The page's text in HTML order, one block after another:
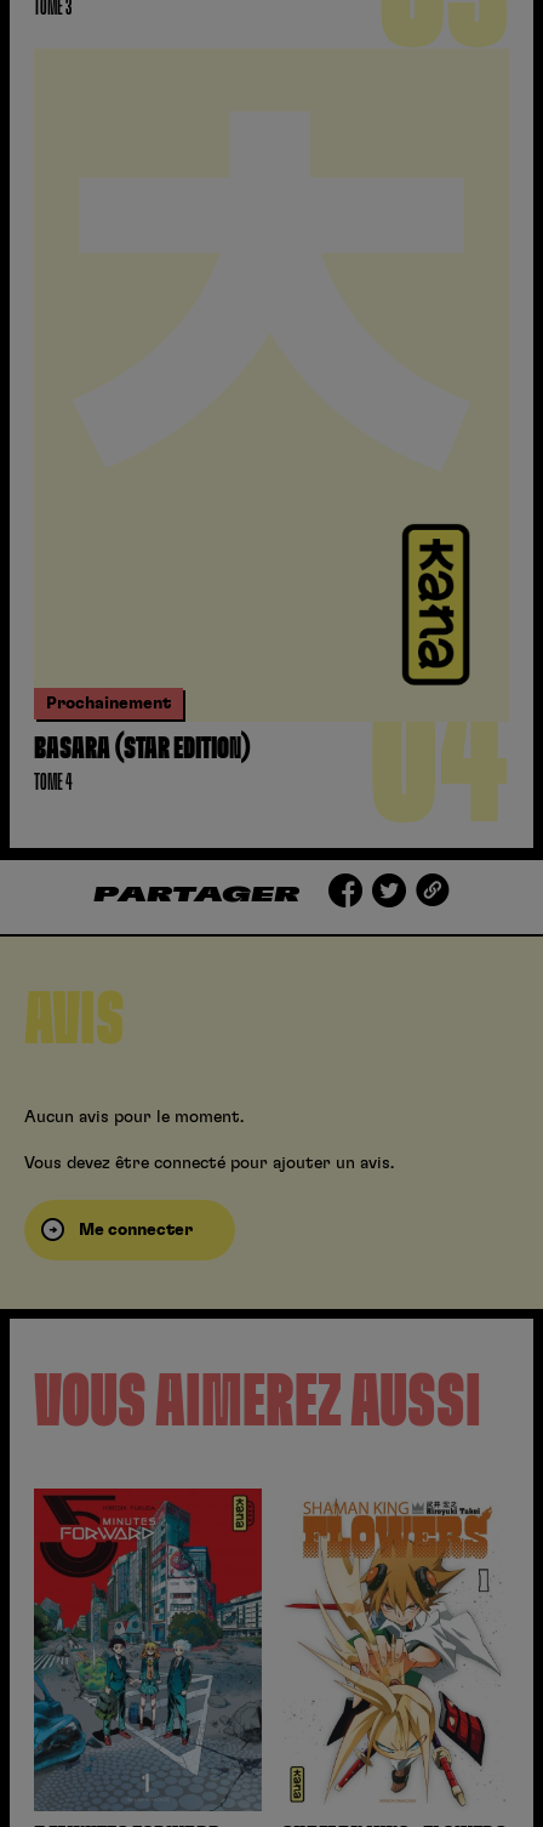
TOME 3
Prochainement
BASARA (STAR EDITION)
TOME 4 04
PARTAGER
AVIS
Aucun avis pour le moment.
Vous devez être connecté pour ajouter un avis.
Me connecter
VOUS AIMEREZ AUSSI